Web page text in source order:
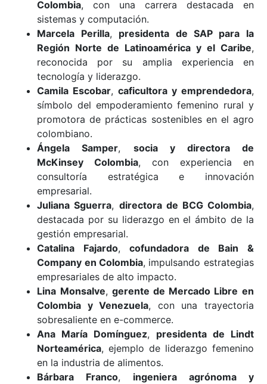
Colombia, con una carrera destacada en
sistemas y computación.
Marcela Perilla, presidenta de SAP para la
Región Norte de Latinoamérica y el Caribe,
reconocida por su amplia experiencia en
tecnología y liderazgo.
Camila Escobar, caficultora y emprendedora,
símbolo del empoderamiento femenino rural y
promotora de prácticas sostenibles en el agro
colombiano.
Ángela Samper, socia y directora de
McKinsey Colombia, con experiencia en
consultoría estratégica e innovación
empresarial.
Juliana Sguerra, directora de BCG Colombia,
destacada por su liderazgo en el ámbito de la
gestión empresarial.
Catalina Fajardo,cofundadora de Bain &
Company en Colombia, impulsando estrategias
empresariales de alto impacto.
Lina Monsalve, gerente de Mercado Libre en
Colombia y Venezuela, con una trayectoria
sobresaliente en e-commerce.
Ana María Domínguez, presidenta de Lindt
Norteamérica, ejemplo de liderazgo femenino
en la industria de alimentos.
Bárbara Franco, ingeniera agrónoma y